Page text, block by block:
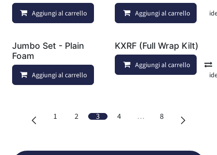
Aggiungi al carrello Aggiungi alla lista dei
Aggiungi al carrello
Jumbo Set - Plain
Foam
Aggiungi al carrello Aggiungi alla lista dei
KXRF (Full Wrap Kilt)
Aggiungi al carrello
1 2 3 4 … 8